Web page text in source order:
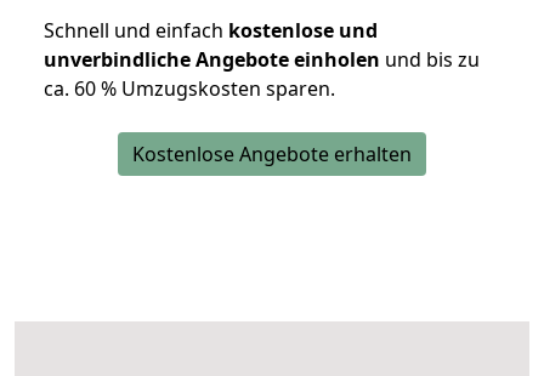
Schnell und einfach kostenlose und
unverbindliche Angebote einholen und bis zu
ca. 60 % Umzugskosten sparen.
Kostenlose Angebote erhalten